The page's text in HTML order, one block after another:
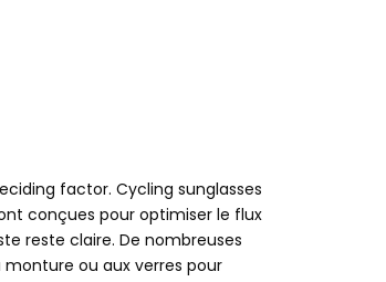
factor. Cycling sunglasses
conçues pour optimiser le flux
reste claire. De nombreuses
ou aux verres pour